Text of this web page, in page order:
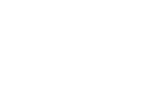
тест-драйвы. Шины, диски,